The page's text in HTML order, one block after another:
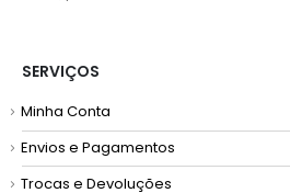
SERVIÇOS
Minha Conta
Envios e Pagamentos
Trocas e Devoluções